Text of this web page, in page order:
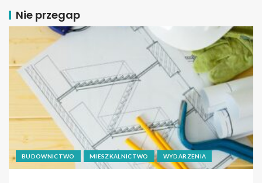
Nie przegap
BUDOWNICTWO MIESZKALNICTWO WYDARZENIA